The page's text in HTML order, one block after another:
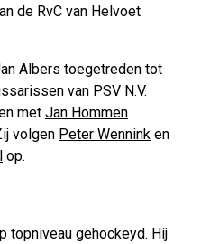
de RvC van Helvoet
Albers toegetreden tot
van PSV N.V.
met Jan Hommen
volgen Peter Wennink en
op.
topniveau gehockeyd. Hij